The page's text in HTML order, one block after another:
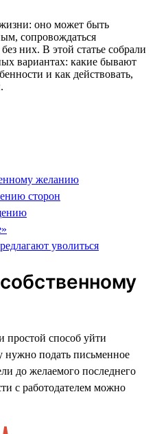
оно может быть
сопровождаться
них. В этой статье собрали
вариантах: какие бывают
и как действовать,
желанию
сторон
уволиться
простой способ уйти
нужно подать письменное
до желаемого последнего
с работодателем можно